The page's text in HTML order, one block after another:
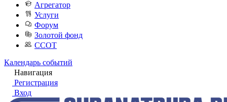
Агрегатор
Услуги
Форум
Золотой фонд
ССОТ
Календарь событий
Навигация
Регистрация
Вход